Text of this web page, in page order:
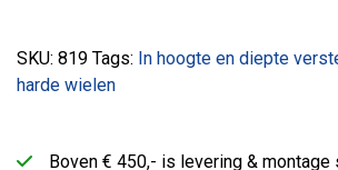
SKU: 819 Tags: In hoogte en diepte
harde wielen
Boven € 450,- is levering & montage